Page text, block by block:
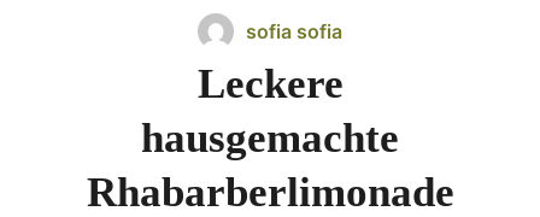
sofia sofia
Leckere
hausgemachte
Rhabarberlimonade